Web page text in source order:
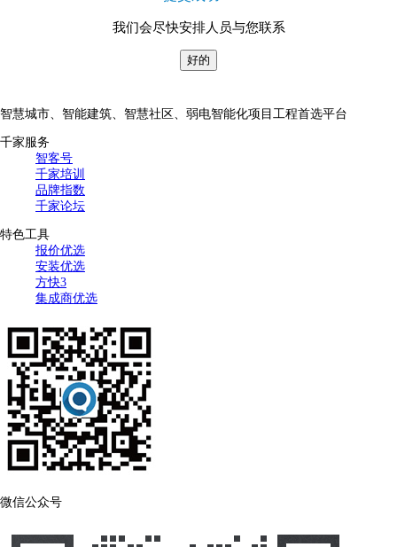
我们会尽快安排人员与您联系
好的
智慧城市、智能建筑、智慧社区、弱电智能化项目工程首选平台
千家服务
智客号
千家培训
品牌指数
千家论坛
特色工具
报价优选
安装优选
方快3
集成商优选
微信公众号